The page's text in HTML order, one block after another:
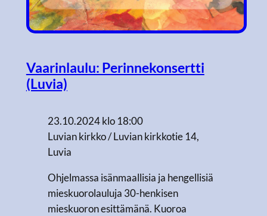
Vaarinlaulu: Perinnekonsertti
(Luvia)
23.10.2024 klo 18:00
Luvian kirkko / Luvian kirkkotie 14,
Luvia
Ohjelmassa isänmaallisia ja hengellisiä
mieskuorolauluja 30-henkisen
mieskuoron esittämänä. Kuoroa